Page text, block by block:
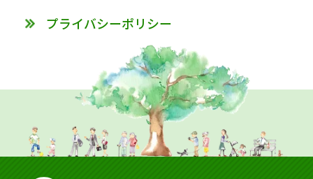
プライバシーポリシー